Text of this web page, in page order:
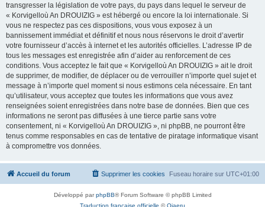
transgresser la législation de votre pays, du pays dans lequel le serveur de
« Korvigelloù An DROUIZIG » est hébergé ou encore la loi internationale. Si
vous ne respectez pas ces dispositions, vous vous exposez à un
bannissement immédiat et définitif et nous nous réservons le droit d’avertir
votre fournisseur d’accès à internet et les autorités officielles. L’adresse IP de
tous les messages est enregistrée afin d’aider au renforcement de ces
conditions. Vous acceptez le fait que « Korvigelloù An DROUIZIG » ait le droit
de supprimer, de modifier, de déplacer ou de verrouiller n’importe quel sujet et
message à n’importe quel moment si nous estimons cela nécessaire. En tant
qu’utilisateur, vous acceptez que toutes les informations que vous avez
renseignées soient enregistrées dans notre base de données. Bien que ces
informations ne seront pas diffusées à une tierce partie sans votre
consentement, ni « Korvigelloù An DROUIZIG », ni phpBB, ne pourront être
tenus comme responsables en cas de tentative de piratage informatique visant
à compromettre vos données.
Accueil du forum Fuseau horaire sur UTC+01:00
Supprimer les cookies
Développé parphpBB® Forum Software © phpBB Limited
Traduction française officielle ©Qiaeru